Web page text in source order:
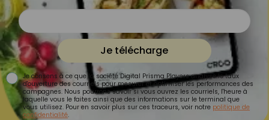
Je télécharge
Je consens à ce que la société Digital Prisma Players analyse le taux
d'ouverture des courriels pour mesurer et optimiser les performances des
campagnes. Nous pourrons savoir si vous ouvrez les courriels, l'heure à
laquelle vous le faites ainsi que des informations sur le terminal que
vous utilisez. Pour en savoir plus sur ces traceurs, voir notre politique de
confidentialité.